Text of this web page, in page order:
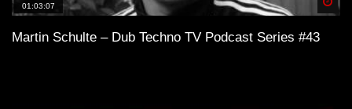
01:03:07
Martin Schulte – Dub Techno TV Podcast Series #43